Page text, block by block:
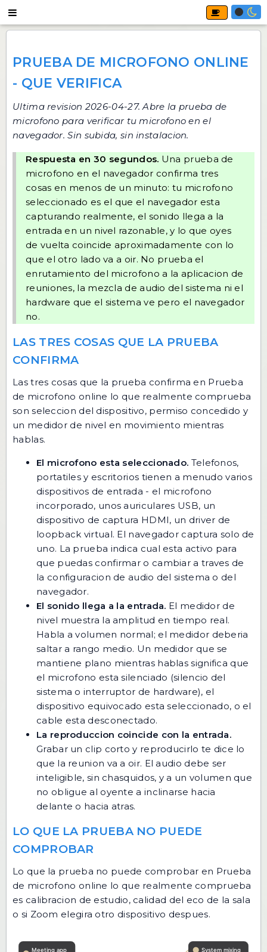
PRUEBA DE MICROFONO ONLINE
- QUE VERIFICA
Ultima revision 2026-04-27. Abre la prueba de
microfono para verificar tu microfono en el
navegador. Sin subida, sin instalacion.
Respuesta en 30 segundos. Una prueba de
microfono en el navegador confirma tres
cosas en menos de un minuto: tu microfono
seleccionado es el que el navegador esta
capturando realmente, el sonido llega a la
entrada en un nivel razonable, y lo que oyes
de vuelta coincide aproximadamente con lo
que el otro lado va a oir. No prueba el
enrutamiento del microfono a la aplicacion de
reuniones, la mezcla de audio del sistema ni el
hardware que el sistema ve pero el navegador
no.
LAS TRES COSAS QUE LA PRUEBA
CONFIRMA
Las tres cosas que la prueba confirma en Prueba
de microfono online lo que realmente comprueba
son seleccion del dispositivo, permiso concedido y
un medidor de nivel en movimiento mientras
hablas.
El microfono esta seleccionado. Telefonos,
portatiles y escritorios tienen a menudo varios
dispositivos de entrada - el microfono
incorporado, unos auriculares USB, un
dispositivo de captura HDMI, un driver de
loopback virtual. El navegador captura solo de
uno. La prueba indica cual esta activo para
que puedas confirmar o cambiar a traves de
la configuracion de audio del sistema o del
navegador.
El sonido llega a la entrada. El medidor de
nivel muestra la amplitud en tiempo real.
Habla a volumen normal; el medidor deberia
saltar a rango medio. Un medidor que se
mantiene plano mientras hablas significa que
el microfono esta silenciado (silencio del
sistema o interruptor de hardware), el
dispositivo equivocado esta seleccionado, o el
cable esta desconectado.
La reproduccion coincide con la entrada.
Grabar un clip corto y reproducirlo te dice lo
que la reunion va a oir. El audio debe ser
inteligible, sin chasquidos, y a un volumen que
no obligue al oyente a inclinarse hacia
delante o hacia atras.
LO QUE LA PRUEBA NO PUEDE
COMPROBAR
Lo que la prueba no puede comprobar en Prueba
de microfono online lo que realmente comprueba
es calibracion de estudio, calidad del eco de la sala
o si Zoom elegira otro dispositivo despues.